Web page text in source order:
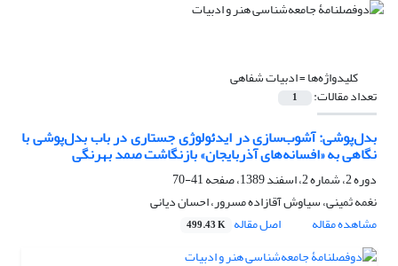
کلیدواژه‌ها =ادبیات شفاهی
تعداد مقالات: 1
بدل‌پوشی: آشوب‌سازی در ایدئولوژی جستاری در باب بدل‌پوشی با
نگاهی به «افسانه‌های آذربایجان» بازنگاشت صمد بهرنگی
دوره 2، شماره 2، اسفند 1389، صفحه
41-70
نغمه ثمینی، سیاوش آقازاده ‌مسرور، احسان دیانی
مشاهده مقاله
اصل مقاله 499.43 K